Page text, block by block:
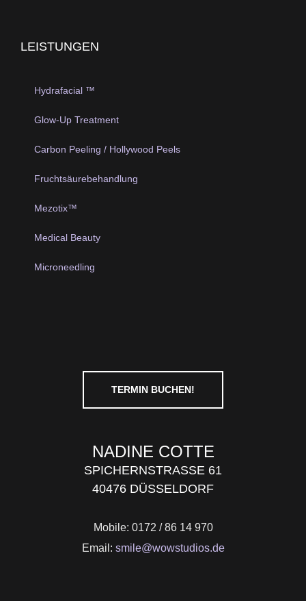
LEISTUNGEN
Hydrafacial ™
Glow-Up Treatment
Carbon Peeling / Hollywood Peels
Fruchtsäurebehandlung
Mezotix™
Medical Beauty
Microneedling
TERMIN BUCHEN!
NADINE COTTE
SPICHERNSTRASSE 61
40476 DÜSSELDORF
Mobile: 0172 / 86 14 970
Email: smile@wowstudios.de